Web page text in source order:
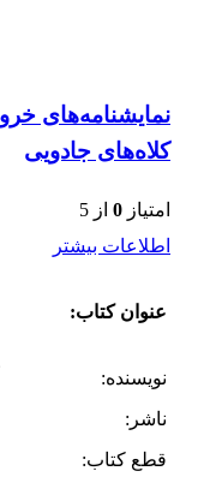
نمایشنامه‌های
کلاه‌های جادویی
امتیاز 0 از 5
اطلاعات بیشتر
عنوان کتاب:
نویسنده:
ناشر:
قطع کتاب: